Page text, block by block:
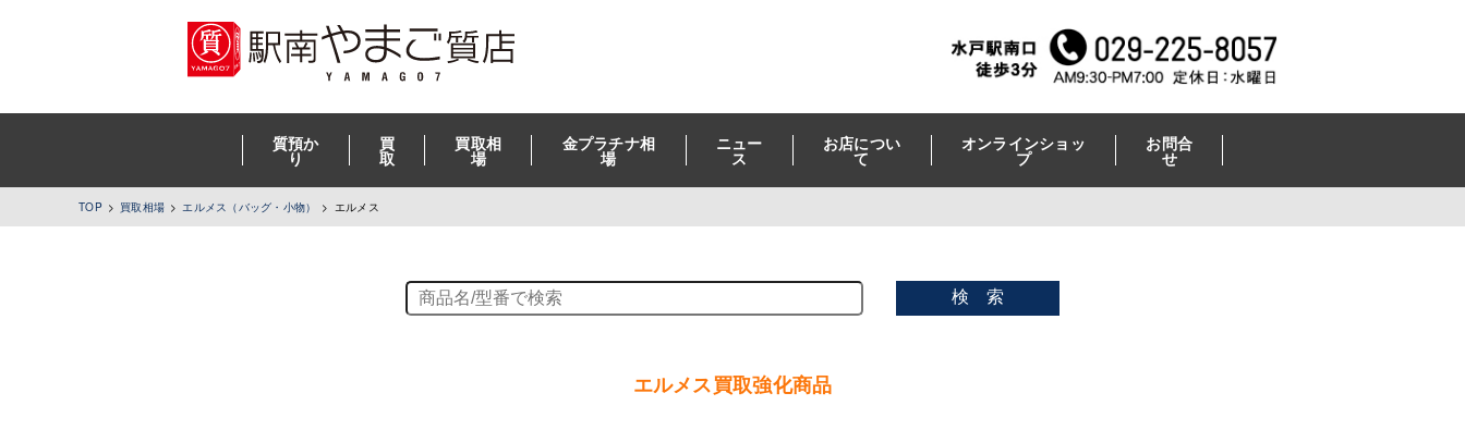
質預か
り
買
取
買取相
場
金プラチナ相
場
ニュー
ス
お店につい
て
オンラインショッ
プ
お問合
せ
TOP 買取相場 エルメス（バッグ・小物） エルメス
検 索
エルメス買取強化商品